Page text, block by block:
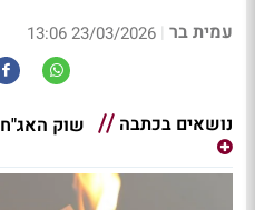
עמית בר |
23/03/2026 13:06
נושאים בכתבה שוק האג"ח